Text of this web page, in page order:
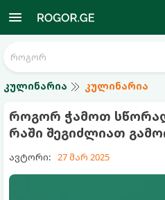
კულინარია კულინარია
როგორ ჭამოთ
რაში შეგიძლიათ
ავტორი: 27 მარ 2025